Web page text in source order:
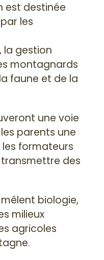
est destinée
les
la gestion
montagnards
faune et de la
une voie
parents une
formateurs
des
biologie,
milieux
agricoles